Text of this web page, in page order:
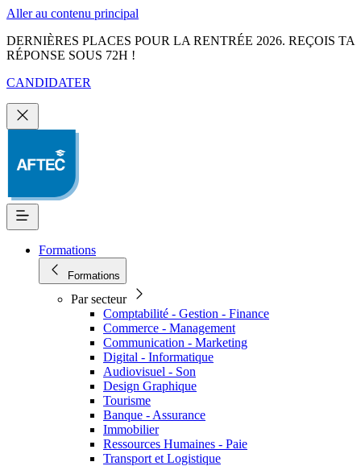
Aller au contenu principal
DERNIÈRES PLACES POUR LA RENTRÉE 2026. REÇOIS TA
RÉPONSE SOUS 72H !
CANDIDATER
Formations
Formations
Par secteur
Comptabilité - Gestion - Finance
Commerce - Management
Communication - Marketing
Digital - Informatique
Audiovisuel - Son
Design Graphique
Tourisme
Banque - Assurance
Immobilier
Ressources Humaines - Paie
Transport et Logistique